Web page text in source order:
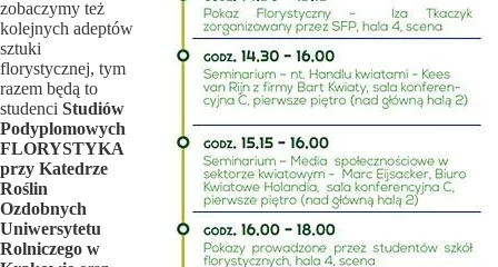
zobaczymy też
kolejnych adeptów
sztuki
florystycznej, tym
razem będą to
studenci Studiów
Podyplomowych
FLORYSTYKA
przy Katedrze
Roślin
Ozdobnych
Uniwersytetu
Rolniczego w